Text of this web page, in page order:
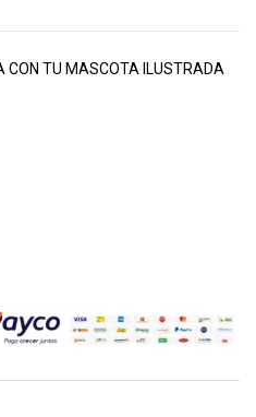
CON TU MASCOTA ILUSTRADA